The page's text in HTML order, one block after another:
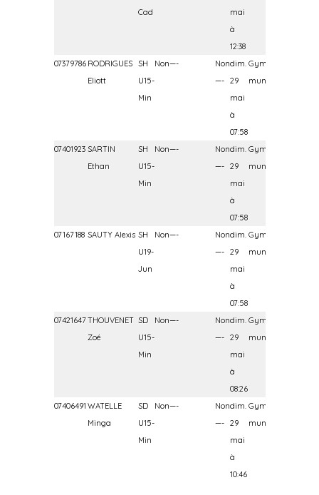
Cad
mai
à
12:38
07379786 RODRIGUES
Eliott
SH
U15-
Min
Non—-
Non
—-
dim.
29
mai
à
07:58
Gymnase
municipal
07401923 SARTIN
Ethan
SH
U15-
Min
Non—-
Non
—-
dim.
29
mai
à
07:58
Gymnase
municipal
07167188 SAUTY Alexis SH
U19-
Jun
Non—-
Non
—-
dim.
29
mai
à
07:58
Gymnase
municipal
07421647THOUVENET
Zoé
SD
U15-
Min
Non—-
Non
—-
dim.
29
mai
à
08:26
Gymnase
municipal
07406491 WATELLE
Minga
SD
U15-
Min
Non—-
Non
—-
dim.
29
mai
à
10:46
Gymnase
municipal